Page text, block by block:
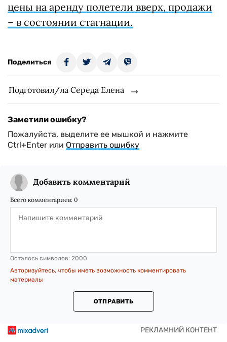
цены на аренду полетели вверх, продажи
– в состоянии стагнации.
Поделиться
Подготовил/ла Середа Елена
Заметили ошибку?
Пожалуйста, выделите ее мышкой и нажмите
Ctrl+Enter или Отправить ошибку
Добавить комментарий
Всего комментариев: 0
Осталось символов: 2000
Авторизуйтесь, чтобы иметь возможность комментировать
материалы
ОТПРАВИТЬ